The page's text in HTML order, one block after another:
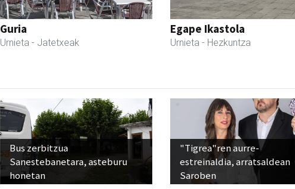
Guria
Urnieta - Jatetxeak
Egape Ikastola
Urnieta - Hezkuntza
Bus zerbitzua
Sanestebanetara, asteburu
honetan
"Tigrea"ren aurre-
estreinaldia, arratsaldean
Saroben